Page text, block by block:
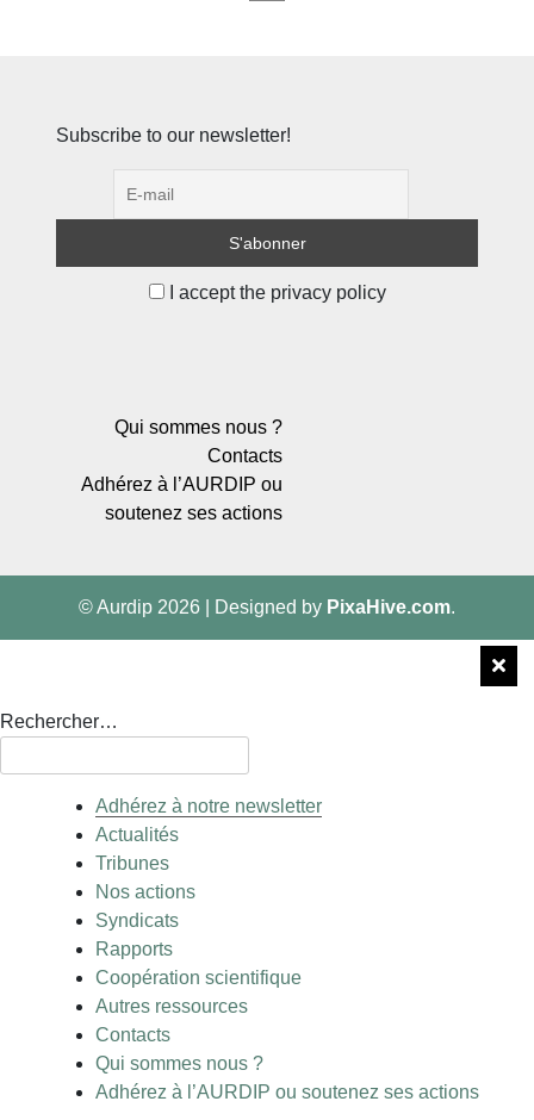
Subscribe to our newsletter!
I accept the privacy policy
Qui sommes nous ?
Contacts
Adhérez à l’AURDIP ou
soutenez ses actions
© Aurdip 2026 Designed by PixaHive.com.
Rechercher…
Adhérez à notre newsletter
Actualités
Tribunes
Nos actions
Syndicats
Rapports
Coopération scientifique
Autres ressources
Contacts
Qui sommes nous ?
Adhérez à l’AURDIP ou soutenez ses actions